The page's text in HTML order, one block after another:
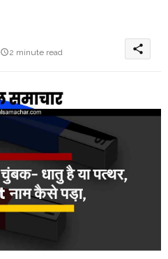
2 minute read share